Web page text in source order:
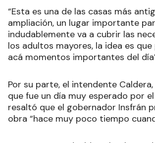
“Esta es una de las casas más
ampliación, un lugar importante
indudablemente va a cubrir las
los adultos mayores, la idea es
acá momentos importantes del
Por su parte, el intendente
que fue un día muy esperado por
resaltó que el gobernador Insfrán
obra “hace muy poco tiempo